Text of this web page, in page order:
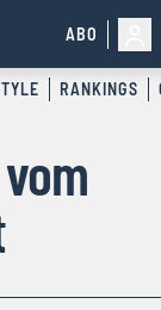
ABO
RANKINGS